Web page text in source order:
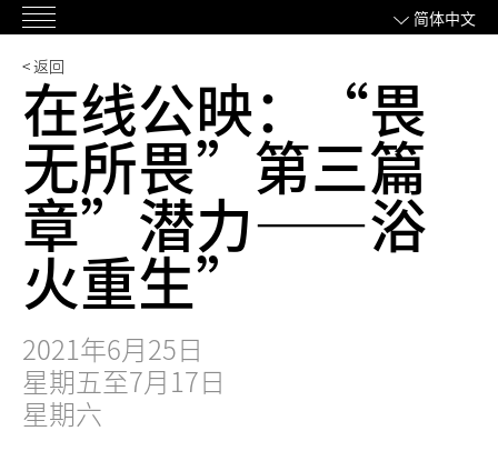
过
主
简体中文
< 返回
在线公映：“畏
无所畏”第三篇
章”潜力——浴
火重生”
2021年6月25日
星期五至7月17日
星期六